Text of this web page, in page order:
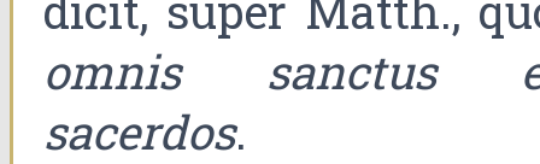
omnis sanctus
sacerdos.